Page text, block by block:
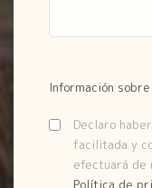
Información
Declaro
facilitada y
efectuará de
Política de